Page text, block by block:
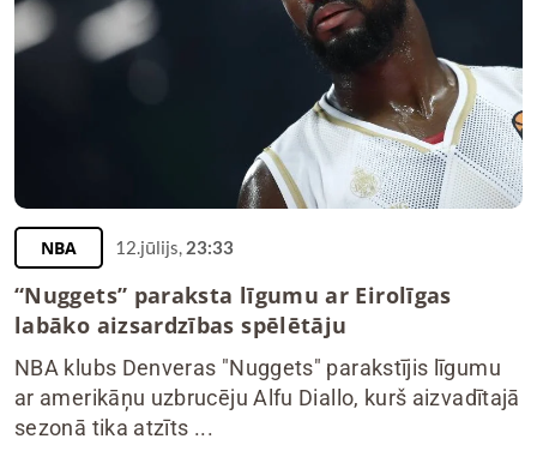
NBA 12.jūlijs, 23:33
“Nuggets” paraksta līgumu ar Eirolīgas
labāko aizsardzības spēlētāju
NBA klubs Denveras "Nuggets" parakstījis līgumu
ar amerikāņu uzbrucēju Alfu Diallo, kurš aizvadītajā
sezonā tika atzīts ...